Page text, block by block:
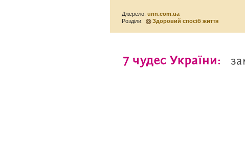
Джерело:unn.com.ua
Розділи:
Здоровий спосіб життя